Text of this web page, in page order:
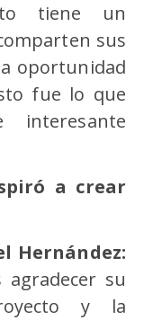
tiene un
sus
oportunidad
fue lo que
a crear
Hernández:
su
y la